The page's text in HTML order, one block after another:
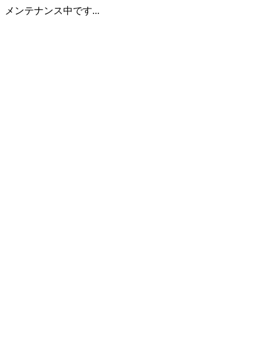
メンテナンス中です...